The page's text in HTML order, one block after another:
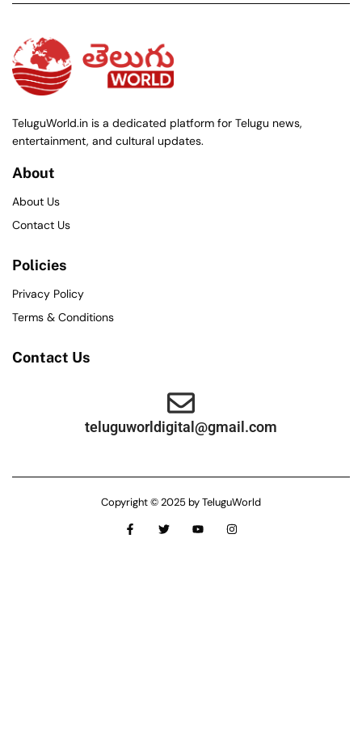
TeluguWorld.in is a dedicated platform for Telugu news,
entertainment, and cultural updates.
About
About Us
Contact Us
Policies
Privacy Policy
Terms & Conditions
Contact Us
teluguworldigital@gmail.com
Copyright © 2025 by TeluguWorld